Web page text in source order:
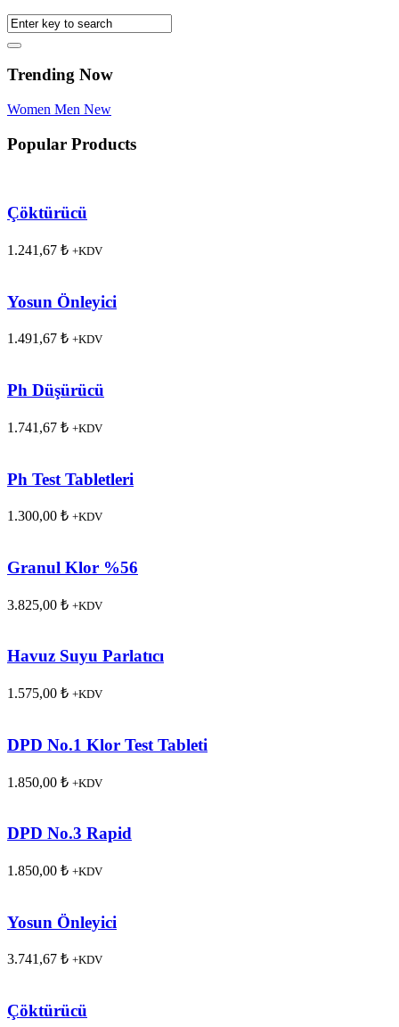
Trending Now
Women Men New
Popular Products
Çöktürücü
1.241,67 ₺ +KDV
Yosun Önleyici
1.491,67 ₺ +KDV
Ph Düşürücü
1.741,67 ₺ +KDV
Ph Test Tabletleri
1.300,00 ₺ +KDV
Granul Klor %56
3.825,00 ₺ +KDV
Havuz Suyu Parlatıcı
1.575,00 ₺ +KDV
DPD No.1 Klor Test Tableti
1.850,00 ₺ +KDV
DPD No.3 Rapid
1.850,00 ₺ +KDV
Yosun Önleyici
3.741,67 ₺ +KDV
Çöktürücü